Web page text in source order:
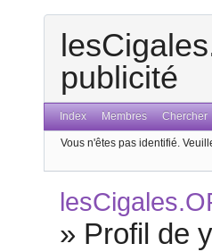
publicité
Index Membres Chercher
Vous n'êtes pas identifié.
» Profil de